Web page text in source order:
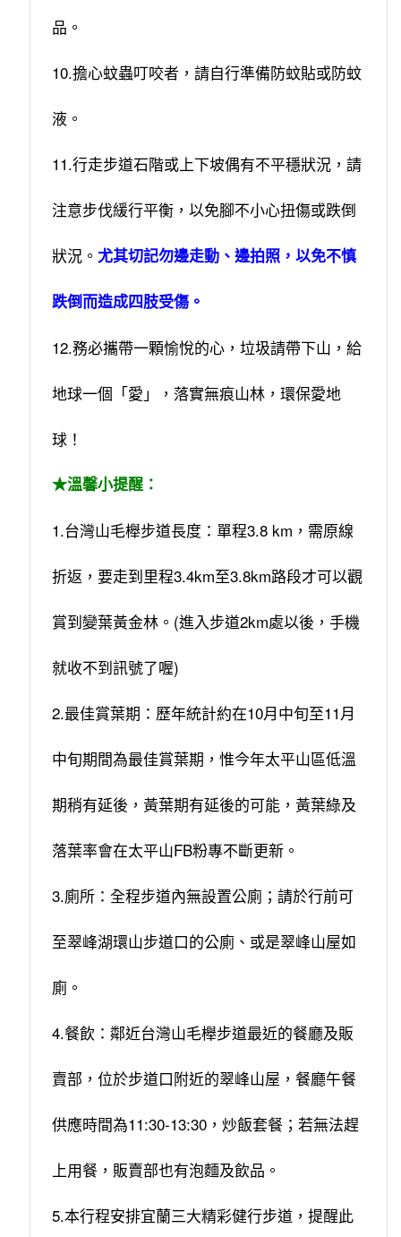
品。
10.擔心蚊蟲叮咬者，請自行準備防蚊貼或防蚊
液。
11.行走步道石階或上下坡偶有不平穩狀況，請
注意步伐緩行平衡，以免腳不小心扭傷或跌倒
狀況。 尤其切記勿邊走動、邊拍照，以免不慎
跌倒而造成四肢受傷。
12.務必攜帶一顆愉悅的心，垃圾請帶下山，給
地球一個「愛」，落實無痕山林，環保愛地
球！
★溫馨小提醒：
1.台灣山毛櫸步道長度：單程3.8 km，需原線
折返，要走到里程3.4km至3.8km路段才可以觀
賞到變葉黃金林。(進入步道2km處以後，手機
就收不到訊號了喔)
2.最佳賞葉期：歷年統計約在10月中旬至11月
中旬期間為最佳賞葉期，惟今年太平山區低溫
期稍有延後，黃葉期有延後的可能，黃葉綠及
落葉率會在太平山FB粉專不斷更新。
3.廁所：全程步道內無設置公廁；請於行前可
至翠峰湖環山步道口的公廁、或是翠峰山屋如
廁。
4.餐飲：鄰近台灣山毛櫸步道最近的餐廳及販
賣部，位於步道口附近的翠峰山屋，餐廳午餐
供應時間為11:30-13:30，炒飯套餐；若無法趕
上用餐，販賣部也有泡麵及飲品。
5.本行程安排宜蘭三大精彩健行步道，提醒此